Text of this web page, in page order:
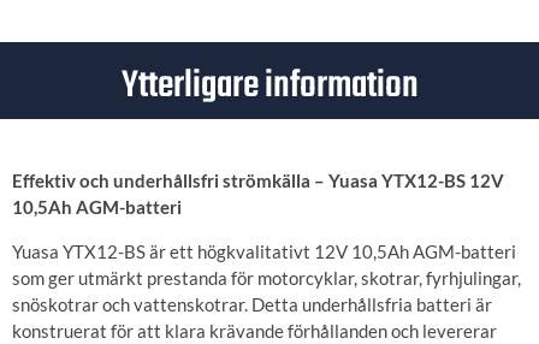
Ytterligare information
Effektiv och underhållsfri strömkälla – Yuasa YTX12-BS 12V
10,5Ah AGM-batteri
Yuasa YTX12-BS är ett högkvalitativt 12V 10,5Ah AGM-batteri
som ger utmärkt prestanda för motorcyklar, skotrar, fyrhjulingar,
snöskotrar och vattenskotrar. Detta underhållsfria batteri är
konstruerat för att klara krävande förhållanden och levererar